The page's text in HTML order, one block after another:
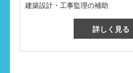
建築設計・工事監理の補助
詳しく見る